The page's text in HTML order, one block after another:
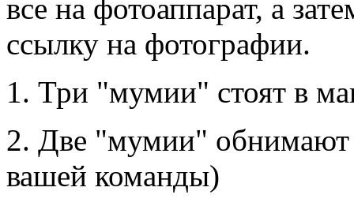
все на фотоаппарат, а
ссылку на фотографии.
1. Три "мумии" стоят в
2. Две "мумии" обнимают
вашей команды)